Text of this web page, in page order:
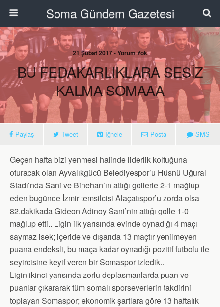
Soma Gündem Gazetesi
21 Şubat 2017 • Yorum Yok
BU FEDAKARLIKLARA SESİZ
KALMA SOMAAA
Paylaş Tweet İğnele Posta SMS
Geçen hafta bizi yenmesi halinde liderlik koltuğuna
oturacak olan Ayvalıkgücü Belediyespor’u Hüsnü Uğural
Stadı’nda Sani ve Binehan’ın attığı gollerle 2-1 mağlup
eden bugünde İzmir temsilcisi Alaçatıspor’u zorda olsa
82.dakikada Gideon Adinoy Sani’nin attığı golle 1-0
mağlup etti.. Ligin ilk yarısında evinde oynadığı 4 maçı
saymaz isek; içeride ve dışarıda 13 maçtır yenilmeyen
puana endeksli, bu maça kadar oynadığı pozitif futbolu ile
seyircisine keyif veren bir Somaspor izledik..
Ligin ikinci yarısında zorlu deplasmanlarda puan ve
puanlar çıkararak tüm somalı sporseverlerin takdirini
toplayan Somaspor; ekonomik şartlara göre 13 haftalık